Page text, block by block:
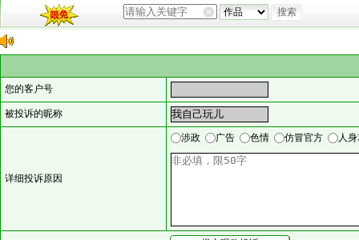
您的客户号
被投诉的昵称
详细投诉原因
涉政 广告 色情 仿冒官方 人